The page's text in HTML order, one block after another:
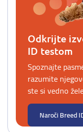
Odkrijte
ID testom
Spoznajte
razumite
ste si vedno
Naroči Breed